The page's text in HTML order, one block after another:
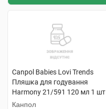
Canpol Babies Lovi Trends
Пляшка для годування
Harmony 21/591 120 мл 1 шт
Канпол